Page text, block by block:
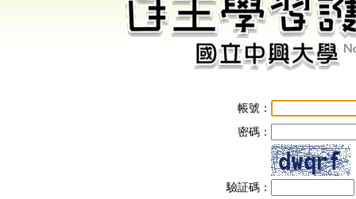
帳號：
密碼：
驗証碼：